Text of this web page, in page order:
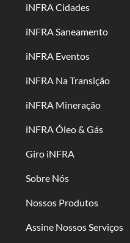
iNFRA Cidades
iNFRA Saneamento
iNFRA Eventos
iNFRA Na Transição
iNFRA Mineração
iNFRA Óleo & Gás
Giro iNFRA
Sobre Nós
Nossos Produtos
Assine Nossos Serviços